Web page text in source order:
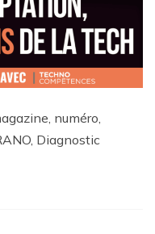
numéro,
Diagnostic